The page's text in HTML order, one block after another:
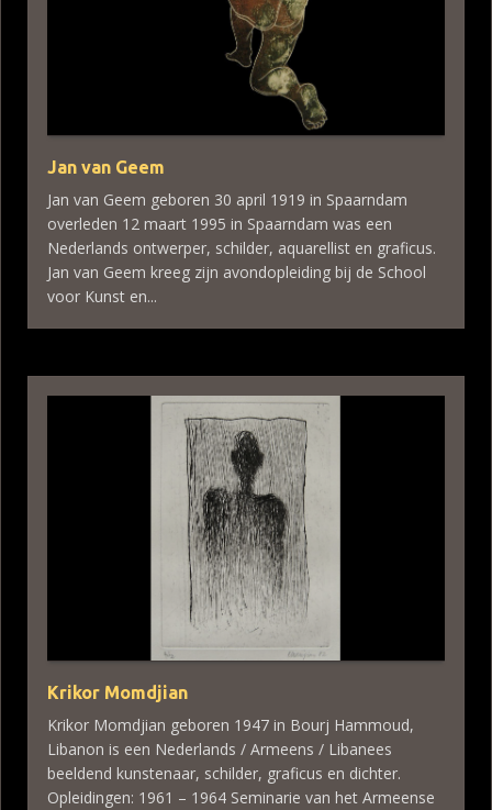
Jan van Geem
Jan van Geem geboren 30 april 1919 in Spaarndam
overleden 12 maart 1995 in Spaarndam was een
Nederlands ontwerper, schilder, aquarellist en graficus.
Jan van Geem kreeg zijn avondopleiding bij de School
voor Kunst en...
Krikor Momdjian
Krikor Momdjian geboren 1947 in Bourj Hammoud,
Libanon is een Nederlands / Armeens / Libanees
beeldend kunstenaar, schilder, graficus en dichter.
Opleidingen: 1961 – 1964 Seminarie van het Armeense